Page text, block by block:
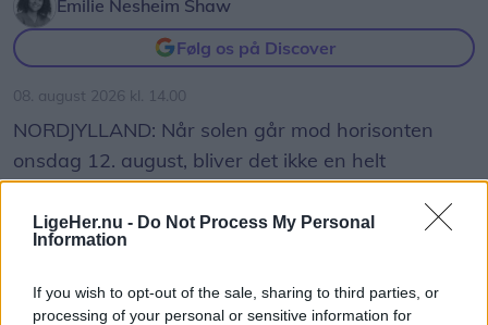
LigeHer.nu - Do Not Process My Personal
Information
If you wish to opt-out of the sale, sharing to third parties, or
processing of your personal or sensitive information for
- Problemet har stået på i flere år, hvor vi har haft
en løbende dialog med Park & Vej hos
Mariagerfjord Kommune. Vi tager dem da også
jævnligt med på en tur i gågaden, så de med egne
øjne kan se problemerne. Men det er som om, at
og det understreges vel også af, at der fortsat
Emilie Nesheim Shaw
Følg os på Discover
08. august 2026 kl. 14.00
NORDJYLLAND: Når solen går mod horisonten
onsdag 12. august, bliver det ikke en helt
almindelig sommeraften.
Nordjyder får nemlig mulighed for at opleve den
Danmark frem til 2048.